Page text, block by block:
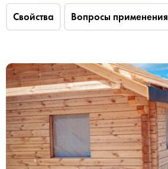
Свойства Вопросы применения